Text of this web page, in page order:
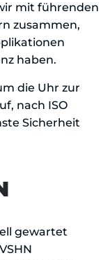
mit führenden
zusammen,
haben.
die Uhr zur
nach ISO
Sicherheit
gewartet